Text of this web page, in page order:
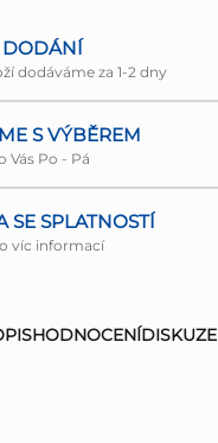
DODÁNÍ
dodáváme za 1-2 dny
S VÝBĚREM
Vás Po - Pá
SE SPLATNOSTÍ
víc informací
HODNOCENÍDISKUZE